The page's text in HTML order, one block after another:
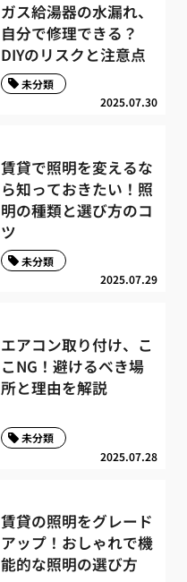
ガス給湯器の水漏れ、
自分で修理できる？
DIYのリスクと注意点
2025.07.30
未分類
賃貸で照明を変えるな
ら知っておきたい！照
明の種類と選び方のコ
ツ
2025.07.29
未分類
エアコン取り付け、こ
こNG！避けるべき場
所と理由を解説
2025.07.28
未分類
賃貸の照明をグレード
アップ！おしゃれで機
能的な照明の選び方